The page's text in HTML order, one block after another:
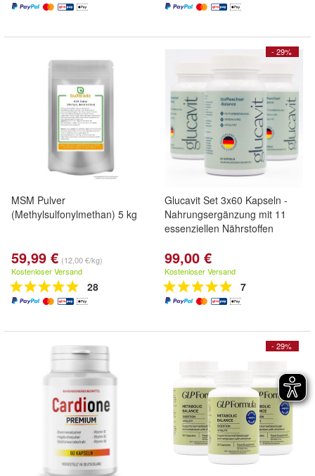
MSM Pulver
(Methylsulfonylmethan) 5 kg
59,99 € (12,00 €/kg)
Kostenloser Versand
28
- 29%
Glucavit Set 3x60 Kapseln -
Nahrungsergänzung mit 11
essenziellen Nährstoffen
99,00 €
Kostenloser Versand
7
- 29%